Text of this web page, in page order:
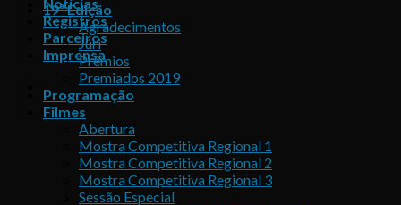
Registros
Parceiros
Imprensa
19ª Edição
Agradecimentos
Júri
Prêmios
Premiados 2019
Programação
Filmes
Abertura
Mostra Competitiva Regional 1
Mostra Competitiva Regional 2
Mostra Competitiva Regional 3
Sessão Especial